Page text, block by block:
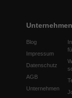
Unternehmen
Blog
Impressum
Datenschutz
AGB
Unternehmen